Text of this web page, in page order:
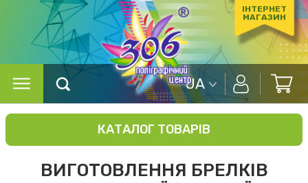
ІНТЕРНЕТ
МАГАЗИН
UA
КАТАЛОГ ТОВАРІВ
ВИГОТОВЛЕННЯ БРЕЛКІВ